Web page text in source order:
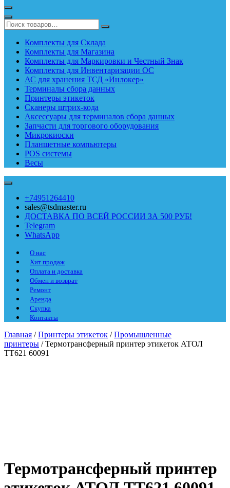
Комплекты для Склада
Комплекты для Магазина
Комплекты для Маркировки и Честный Знак
Комплекты для Инвентаризации ОС
АС для хранения ТСД «Инлокер»
Терминалы сбора данных
Принтеры этикеток
Сканеры штрих-кода
Аксессуары для терминалов сбора данных
Запчасти для торгового оборудования
Микрокиоски
Планшетные компьютеры
POS системы
Весы
+74951264410
sales@tsdmaster.ru
ДОСТАВКА ПО ВСЕЙ РОССИИ ЗА 500 РУБ!
Telegram
WhatsApp
О нас
Хит продаж
Оплата и доставка
Обмен и возврат
Ремонт
Аренда
Скупка
Контакты
Главная /Принтеры этикеток /Промышленные
принтеры / Термотрансферный принтер этикеток АТОЛ
TT621 60091
Термотрансферный принтер